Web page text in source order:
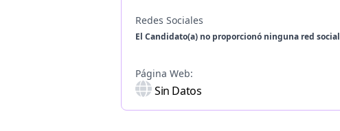
Redes Sociales
El Candidato(a) no proporcionó ninguna red social
Página Web:
Sin Datos